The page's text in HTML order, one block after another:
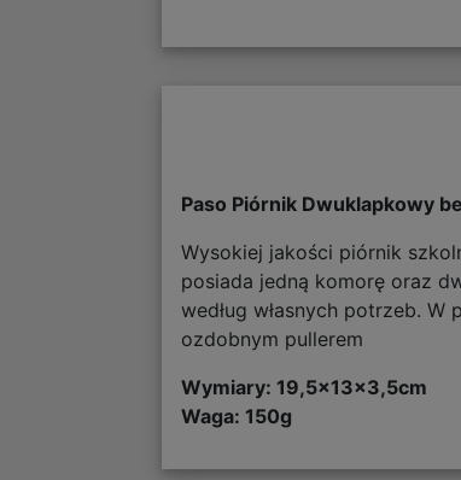
Paso Piórnik Dwuklapkowy
Wysokiej jakości piórnik
posiada jedną komorę oraz
według własnych potrzeb.
ozdobnym pullerem
Wymiary: 19,5x13x3,5cm
Waga: 150g